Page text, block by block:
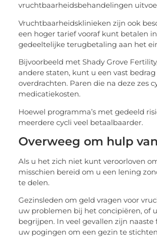
vruchtbaarheidsbehandelingen
Vruchtbaarheidsklinieken zijn ook
een hoger tarief vooraf kunt betalen
gedeeltelijke terugbetaling aan het
Bijvoorbeeld met Shady Grove
andere staten, kunt u een vast
overdrachten. Paren die na deze zes
medicatiekosten.
Hoewel programma’s met gedeeld
meerdere cycli veel betaalbaarder.
Overweeg om hulp
Als u het zich niet kunt veroorloven
misschien bereid om u een lening
te delen.
Gezinsleden om geld vragen voor
uw problemen bij het concipiëren, of
begrijpen. In veel gevallen zijn
uw pogingen om een gezin te